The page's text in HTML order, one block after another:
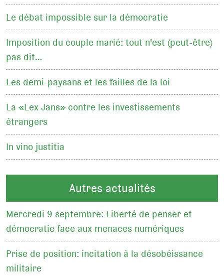
Le débat impossible sur la démocratie
Imposition du couple marié: tout n'est (peut-être)
pas dit…
Les demi-paysans et les failles de la loi
La «Lex Jans» contre les investissements
étrangers
In vino justitia
Autres actualités
Mercredi 9 septembre: Liberté de penser et
démocratie face aux menaces numériques
Prise de position: incitation à la désobéissance
militaire